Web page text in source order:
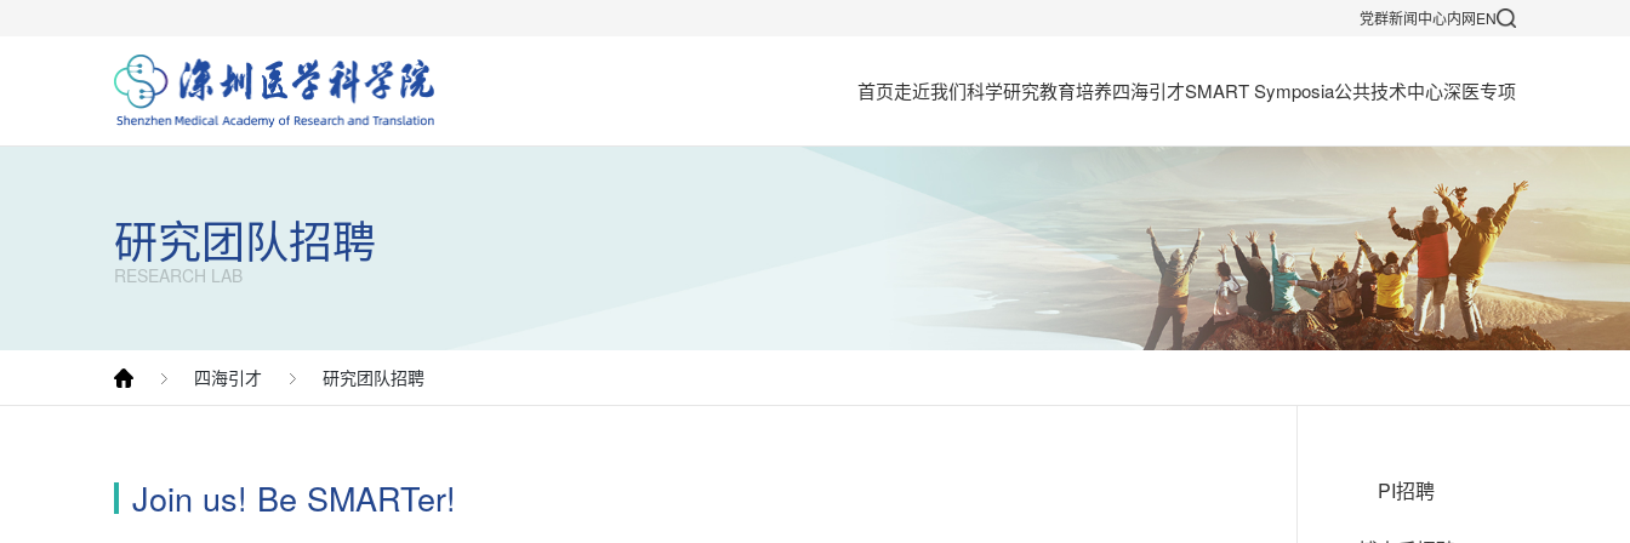
党群新闻中心内网EN
首页走近我们科学研究教育培养四海引才SMART Symposia公共技术中心深医专项
研究团队招聘
RESEARCH LAB
四海引才 研究团队招聘
Join us! Be SMARTer! PI招聘